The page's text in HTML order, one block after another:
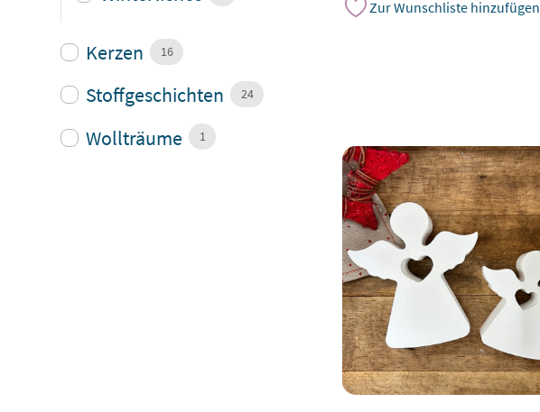
Kerzen 16
Stoffgeschichten 24
Wollträume 1
Zur Wunschliste hinzufügen